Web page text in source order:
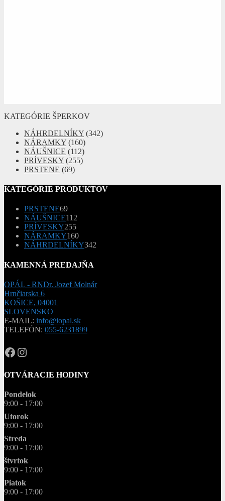
KATEGÓRIE ŠPERKOV
NÁHRDELNÍKY (342)
NÁRAMKY (160)
NÁUŠNICE (112)
PRÍVESKY (255)
PRSTENE (69)
KATEGÓRIE PRODUKTOV
PRSTENE6969
produktov
NÁUŠNICE112
PRÍVESKY255255
produktov
NÁRAMKY160160
produktov
NÁHRDELNÍKY342
KAMENNÁ PREDAJŇA
OPÁL - RNDr. Jozef Molnár
Hrnčiarska 6
KOŠICE, 04001
SLOVENSKO
E-MAIL: info@iopal.sk
TELEFÓN: 055-6231899
OPAL.drahokamy
opal.drahokamy
OTVÁRACIE HODINY
Pondelok
9:00 - 17:00
Utorok
9:00 - 17:00
Streda
9:00 - 17:00
štvrtok
9:00 - 17:00
Piatok
9:00 - 17:00